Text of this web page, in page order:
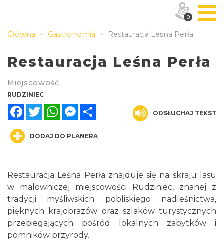
Główna Gastronomia Restauracja Leśna Perła
Restauracja Leśna Perła
Miejscowość:
RUDZINIEC
FacebookTwitterWhatsAppMessenger
ODSŁUCHAJ TEKST
DODAJ DO PLANERA
Restauracja Leśna Perła znajduje się na skraju lasu
w malowniczej miejscowości Rudziniec, znanej z
tradycji myśliwskich pobliskiego nadleśnictwa,
pięknych krajobrazów oraz szlaków turystycznych
przebiegających pośród lokalnych zabytków i
pomników przyrody.
0